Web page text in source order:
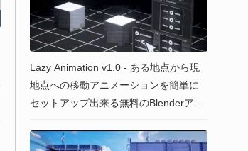
Tumblr
Lazy Animation v1.0 - ある地点から現
地点への移動アニメーションを簡単に
セットアップ出来る無料のBlenderアド